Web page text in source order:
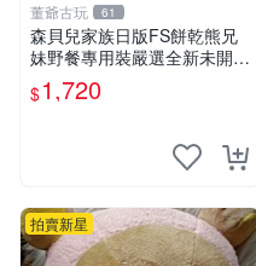
董爺古玩 61
森貝兒家族日版FS餅乾熊兄
妹野餐專用裝嚴選全新未開
封，包含兩組大童款紙盒裝，
適合收藏與分享。 餅乾熊兄
$1,720
拍賣新星